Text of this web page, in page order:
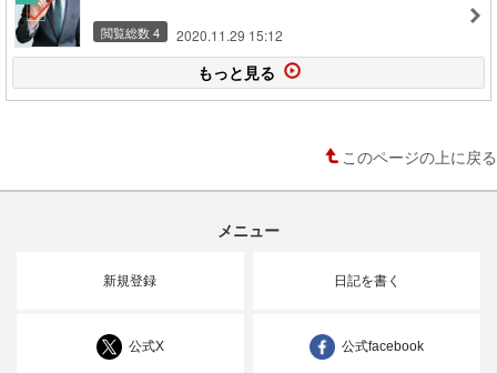
閲覧総数 4 2020.11.29 15:12
もっと見る
このページの上に戻る
メニュー
新規登録 日記を書く
公式X 公式facebook